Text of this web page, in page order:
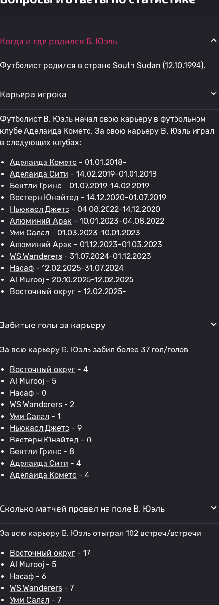
Когда и где родился В. Юэль
Футболист родился в стране South Sudan (12.10.1994).
Карьера игрока
Футболист В. Юэль начал свою карьеру в футбольном
клубе Аделаида Кометс. За свою карьеру В. Юэль играл
в следующих клубах:
Аделаида Кометс - 01.01.2018-
Аделаида Сити - 14.02.2019-01.01.2018
Бентли Гринс - 01.07.2019-14.02.2019
Вестерн Юнайтед - 14.12.2020-01.07.2019
Ньюкасл Джетс - 04.08.2022-14.12.2020
Алюминий Арак - 10.01.2023-04.08.2022
Умм Салал - 01.03.2023-10.01.2023
Алюминий Арак - 01.12.2023-01.03.2023
WS Wanderers - 31.07.2024-01.12.2023
Насаф - 12.02.2025-31.07.2024
Al Murooj - 20.10.2025-12.02.2025
Восточный округ - 12.02.2025-
Забитые голы за карьеру
За всю карьеру В. Юэль забил более 37 гол/голов
Восточный округ - 4
Al Murooj - 5
Насаф - 0
WS Wanderers - 2
Умм Салал - 1
Ньюкасл Джетс - 9
Вестерн Юнайтед - 0
Бентли Гринс - 8
Аделаида Сити - 4
Аделаида Кометс - 4
Сколько матчей провел на поле В. Юэль
За всю карьеру В. Юэль отыграл 102 встреч/встречи
Восточный округ - 17
Al Murooj - 5
Насаф - 6
WS Wanderers - 7
Умм Салал - 7